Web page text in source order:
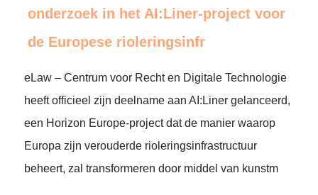
onderzoek in het AI:Liner-project voor
de Europese rioleringsinfr
eLaw – Centrum voor Recht en Digitale Technologie
heeft officieel zijn deelname aan AI:Liner gelanceerd,
een Horizon Europe-project dat de manier waarop
Europa zijn verouderde rioleringsinfrastructuur
beheert, zal transformeren door middel van kunstm